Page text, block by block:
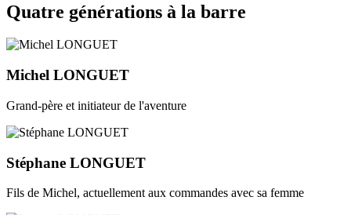
Quatre générations à la barre
Michel LONGUET
Grand-père et initiateur de l'aventure
Stéphane LONGUET
Fils de Michel, actuellement aux commandes avec sa femme